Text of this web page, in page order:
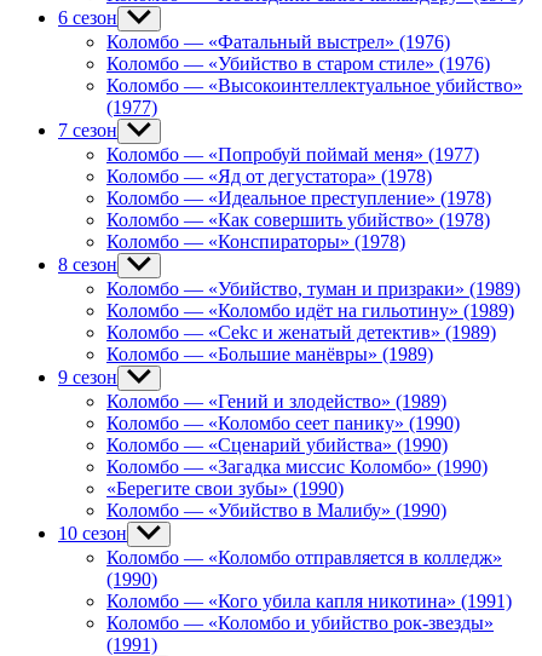
6 сезон Show
sub
menu
Коломбо — «Фатальный выстрел» (1976)
Коломбо — «Убийство в старом стиле» (1976)
Коломбо — «Высокоинтеллектуальное убийство»
(1977)
7 сезон Show
sub
menu
Коломбо — «Попробуй поймай меня» (1977)
Коломбо — «Яд от дегустатора» (1978)
Коломбо — «Идеальное преступление» (1978)
Коломбо — «Как совершить убийство» (1978)
Коломбо — «Конспираторы» (1978)
8 сезон Show
sub
menu
Коломбо — «Убийство, туман и призраки» (1989)
Коломбо — «Коломбо идёт на гильотину» (1989)
Коломбо — «Cekc и женатый детектив» (1989)
Коломбо — «Большие манёвры» (1989)
9 сезон Show
sub
menu
Коломбо — «Гений и злодейство» (1989)
Коломбо — «Коломбо сеет панику» (1990)
Коломбо — «Сценарий убийства» (1990)
Коломбо — «Загадка миссис Коломбо» (1990)
«Берегите свои зубы» (1990)
Коломбо — «Убийство в Малибу» (1990)
10 сезон Show
sub
menu
Коломбо — «Коломбо отправляется в колледж»
(1990)
Коломбо — «Кого убила капля никотина» (1991)
Коломбо — «Коломбо и убийство рок-звезды»
(1991)